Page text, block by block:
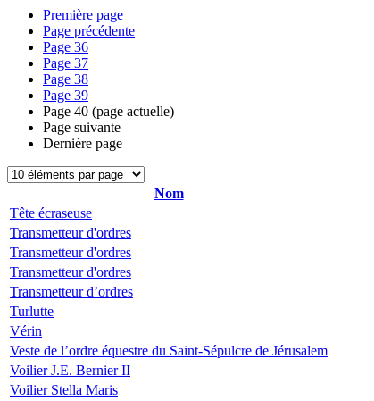
Première page
Page précédente
Page 36
Page 37
Page 38
Page 39
Page 40 (page actuelle)
Page suivante
Dernière page
Nom
Tête écraseuse
Transmetteur d'ordres
Transmetteur d'ordres
Transmetteur d'ordres
Transmetteur d’ordres
Turlutte
Vérin
Veste de l’ordre équestre du Saint-Sépulcre de Jérusalem
Voilier J.E. Bernier II
Voilier Stella Maris